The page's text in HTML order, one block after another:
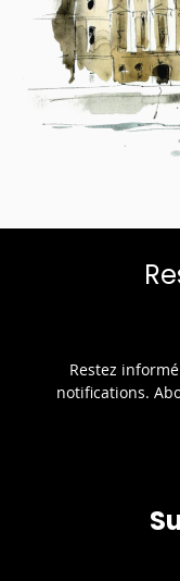
Restez
notifications.